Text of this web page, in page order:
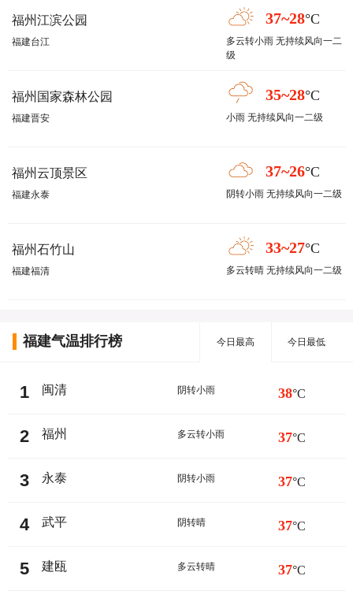
福州江滨公园
福建台江
37~28°C
多云转小雨 无持续风向一二
级
福州国家森林公园
福建晋安
35~28°C
小雨 无持续风向一二级
福州云顶景区
福建永泰
37~26°C
阴转小雨 无持续风向一二级
福州石竹山
福建福清
33~27°C
多云转晴 无持续风向一二级
福建气温排行榜 今日最高 今日最低
1 闽清 阴转小雨 38°C
2 福州 多云转小雨 37°C
3 永泰 阴转小雨 37°C
4 武平 阴转晴 37°C
5 建瓯 多云转晴 37°C